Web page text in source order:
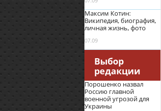
Максим Котин:
Википедия, биография,
личная жизнь, фото
07.09
Выбор
редакции
Порошенко назвал
Россию главной
военной угрозой для
Украины